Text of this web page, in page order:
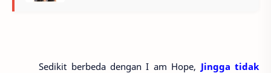
Sedikit berbeda dengan I am Hope, Jingga tidak